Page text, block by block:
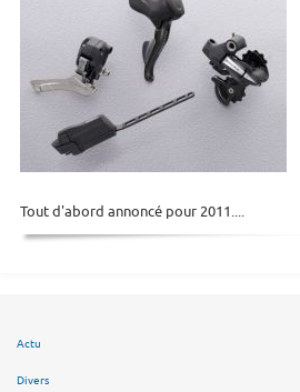
Tout d'abord annoncé pour 2011....
Actu
Divers